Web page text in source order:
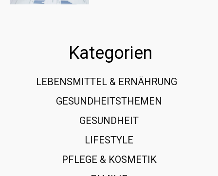
Kategorien
LEBENSMITTEL & ERNÄHRUNG
GESUNDHEITSTHEMEN
GESUNDHEIT
LIFESTYLE
PFLEGE & KOSMETIK